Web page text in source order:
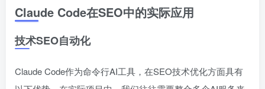
Claude Code在SEO中的实际应用
技术SEO自动化
Claude Code作为命令行AI工具，在SEO技术优化方面具有